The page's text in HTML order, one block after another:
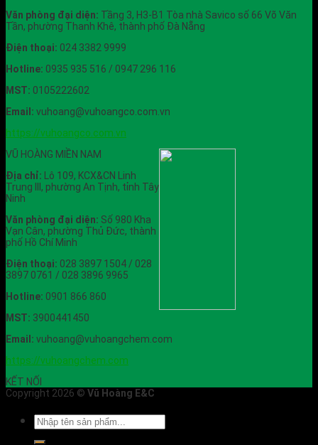
Văn phòng đại diện: Tầng 3, H3-B1 Tòa nhà Savico số 66 Võ Văn
Tần, phường Thanh Khê, thành phố Đà Nẵng
Điện thoại: 024 3382 9999
Hotline: 0935 935 516 / 0947 296 116
MST: 0105222602
Email: vuhoang@vuhoangco.com.vn
https://vuhoangco.com.vn
VŨ HOÀNG MIỀN NAM
Địa chỉ: Lô 109, KCX&CN Linh
Trung III, phường An Tịnh, tỉnh Tây
Ninh
Văn phòng đại diện: Số 980 Kha
Vạn Cân, phường Thủ Đức, thành
phố Hồ Chí Minh
Điện thoại: 028 3897 1504 / 028
3897 0761 / 028 3896 9965
Hotline: 0901 866 860
MST: 3900441450
Email: vuhoang@vuhoangchem.com
https://vuhoangchem.com
KẾT NỐI
Copyright 2026 © Vũ Hoàng E&C